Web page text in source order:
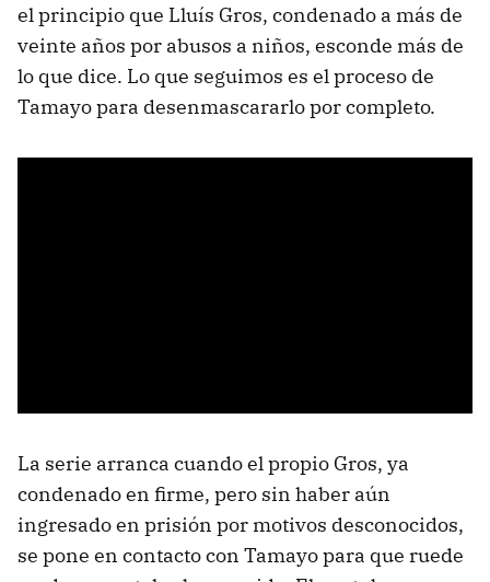
el principio que Lluís Gros, condenado a más de
veinte años por abusos a niños, esconde más de
lo que dice. Lo que seguimos es el proceso de
Tamayo para desenmascararlo por completo.
La serie arranca cuando el propio Gros, ya
condenado en firme, pero sin haber aún
ingresado en prisión por motivos desconocidos,
se pone en contacto con Tamayo para que ruede